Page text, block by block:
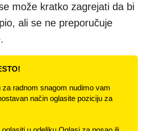
može kratko zagrejati da bi
ali se ne preporučuje
za radnom snagom nudimo vam
način oglasite poziciju za